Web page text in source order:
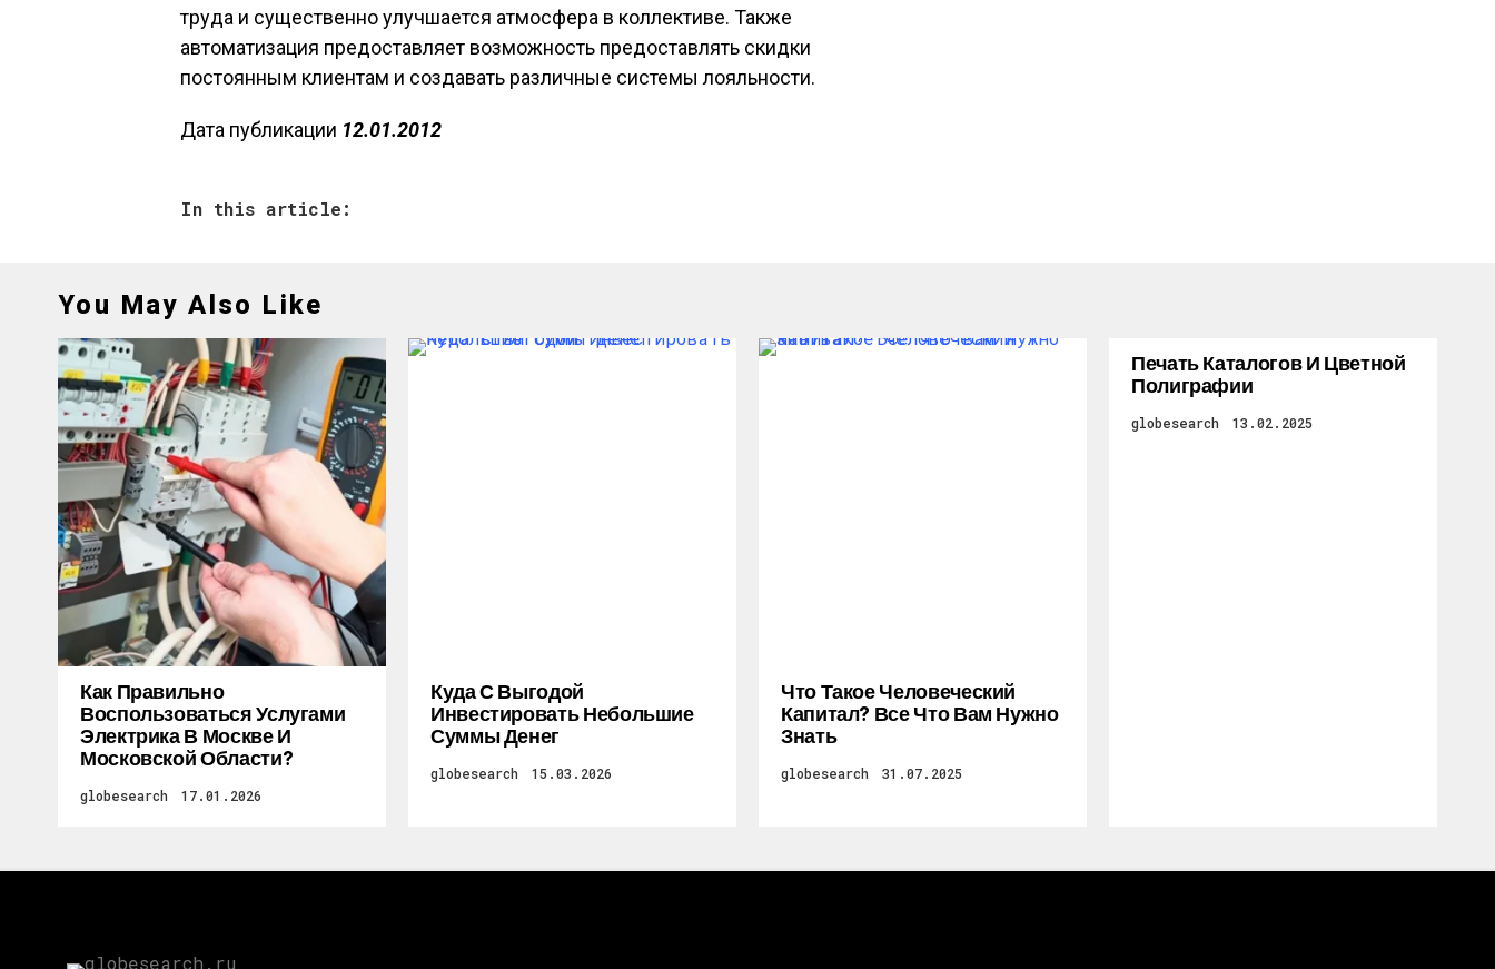
труда и существенно улучшается атмосфера в коллективе. Также
автоматизация предоставляет возможность предоставлять скидки
постоянным клиентам и создавать различные системы лояльности.
Дата публикации 12.01.2012
In this article:
You May Also Like
Как Правильно
Воспользоваться Услугами
Электрика В Москве И
Московской Области?
globesearch 17.01.2026
Куда С Выгодой
Инвестировать Небольшие
Суммы Денег
globesearch 15.03.2026
Что Такое Человеческий
Капитал? Все Что Вам Нужно
Знать
globesearch 31.07.2025
Печать Каталогов И Цветной
Полиграфии
globesearch 13.02.2025